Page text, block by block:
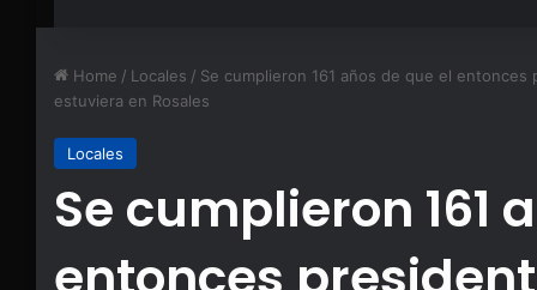
Home / Locales / Se cumplieron 161 años de que el
estuviera en Rosales
Locales
Se cumplieron 161